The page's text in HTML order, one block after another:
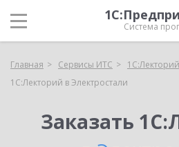
Система
Главная Сервисы ИТС
1С:Лекторий
1С:Лекторий в Электростали
Заказать